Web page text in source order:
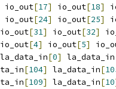
io_out[17] io_out[18]
io_out[24] io_out[25]
io_out[31] io_out[32]
io_out[4] io_out[5]
la_data_in[0] la_data_in
[104] la_data_in[
[109] la_data_in[10